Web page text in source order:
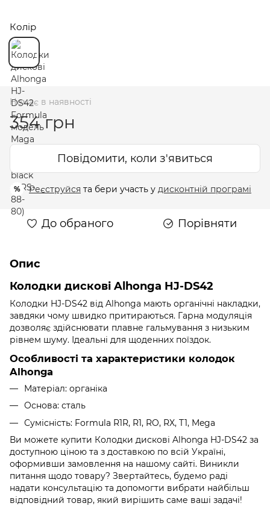
Колір
Немає в наявності
354 грн
Повідомити, коли з'явиться
% Реєструйся та бери участь у дисконтній програмі
До обраного Порівняти
Опис
Колодки дискові Alhonga HJ-DS42
Колодки HJ-DS42 від Alhonga мають органічні накладки,
завдяки чому швидко притираються. Гарна модуляція
дозволяє здійснювати плавне гальмування з низьким
рівнем шуму. Ідеальні для щоденних поїздок.
Особливості та характеристики колодок
Alhonga
Матеріал: органіка
Основа: сталь
Сумісність: Formula R1R, R1, RO, RX, T1, Mega
Ви можете купити Колодки дискові Alhonga HJ-DS42 за
доступною ціною та з доставкою по всій Україні,
оформивши замовлення на нашому сайті. Виникли
питання щодо товару? Звертайтесь, будемо раді
надати консультацію та допомогти вибрати найбільш
відповідний товар, який вирішить саме ваші задачі!